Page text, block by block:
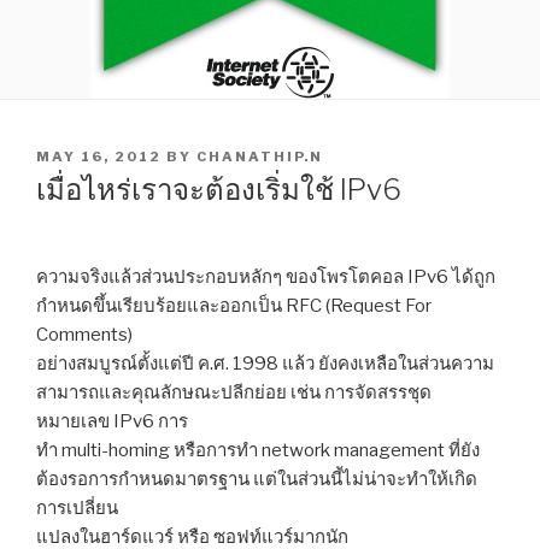
POSTED
ON
MAY 16, 2012 BY CHANATHIP.N
เมื่อไหร่เราจะต้องเริ่มใช้ IPv6
ความจริงแล้วส่วนประกอบหลักๆ ของโพรโตคอล IPv6 ได้ถูก
กำหนดขึ้นเรียบร้อยและออกเป็น RFC (Request For
Comments)
อย่างสมบูรณ์ตั้งแต่ปี ค.ศ. 1998 แล้ว ยังคงเหลือในส่วนความ
สามารถและคุณลักษณะปลีกย่อย เช่น การจัดสรรชุด
หมายเลข IPv6 การ
ทำ multi-homing หรือการทำ network management ที่ยัง
ต้องรอการกำหนดมาตรฐาน แต่ในส่วนนี้ไม่น่าจะทำให้เกิด
การเปลี่ยน
แปลงในฮาร์ดแวร์ หรือ ซอฟท์แวร์มากนัก